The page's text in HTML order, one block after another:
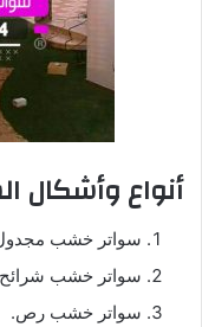
أنواع وأشكال
سواتر خشب
سواتر خشب
سواتر خشب رص.